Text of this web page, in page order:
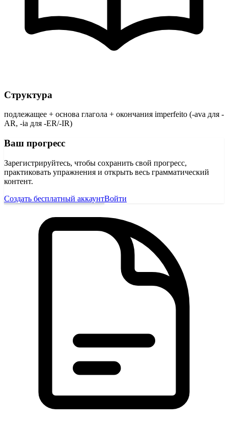
Структура
подлежащее + основа глагола + окончания imperfeito (-ava для -
AR, -ia для -ER/-IR)
Ваш прогресс
Зарегистрируйтесь, чтобы сохранить свой прогресс,
практиковать упражнения и открыть весь грамматический
контент.
Создать бесплатный аккаунтВойти